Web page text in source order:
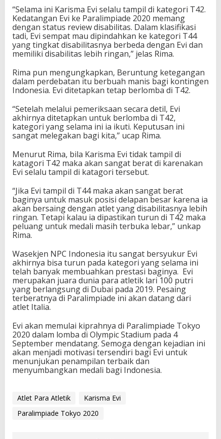
o
l
o
s
N
o
m
r
1
0
M
P
u
t
i
K
a
e
g
o
r
i
2
“Selama ini Karisma Evi selalu tampil di kategori T42.
Kedatangan Evi ke Paralimpiade 2020 memang
dengan status review disabilitas. Dalam klasifikasi
tadi, Evi sempat mau dipindahkan ke kategori T44
yang tingkat disabilitasnya berbeda dengan Evi dan
memiliki disabilitas lebih ringan,” jelas Rima.
Rima pun mengungkapkan, Beruntung ketegangan
dalam perdebatan itu berbuah manis bagi kontingen
Indonesia. Evi ditetapkan tetap berlomba di T42.
“Setelah melalui pemeriksaan secara detil, Evi
akhirnya ditetapkan untuk berlomba di T42,
kategori yang selama ini ia ikuti. Keputusan ini
sangat melegakan bagi kita,” ucap Rima.
Menurut Rima, bila Karisma Evi tidak tampil di
katagori T42 maka akan sangat berat di karenakan
Evi selalu tampil di katagori tersebut.
“Jika Evi tampil di T44 maka akan sangat berat
baginya untuk masuk posisi delapan besar karena ia
akan bersaing dengan atlet yang disabilitasnya lebih
ringan. Tetapi kalau ia dipastikan turun di T42 maka
peluang untuk medali masih terbuka lebar,” unkap
Rima.
Wasekjen NPC Indonesia itu sangat bersyukur Evi
akhirnya bisa turun pada kategori yang selama ini
telah banyak membuahkan prestasi baginya. Evi
merupakan juara dunia para atletik lari 100 putri
yang berlangsung di Dubai pada 2019. Pesaing
terberatnya di Paralimpiade ini akan datang dari
atlet Italia.
Evi akan memulai kiprahnya di Paralimpiade Tokyo
2020 dalam lomba di Olympic Stadium pada 4
September mendatang. Semoga dengan kejadian ini
akan menjadi motivasi tersendiri bagi Evi untuk
menunjukan penampilan terbaik dan
menyumbangkan medali bagi Indonesia.
Atlet Para Atletik
Karisma Evi
Paralimpiade Tokyo 2020